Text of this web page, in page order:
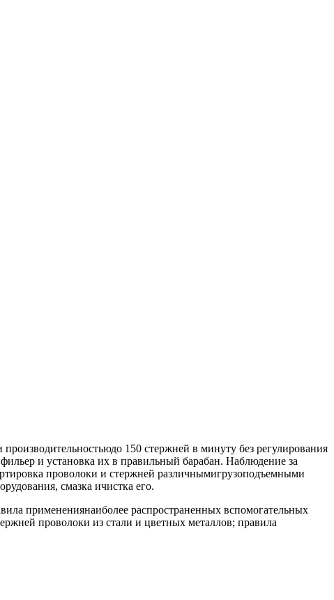
150 стержней в минуту без регулирования
и установка их в правильный барабан. Наблюдение за
проволоки и стержней различнымигрузоподъемными
смазка ичистка его.
применениянаиболее распространенных вспомогательных
проволоки из стали и цветных металлов; правила